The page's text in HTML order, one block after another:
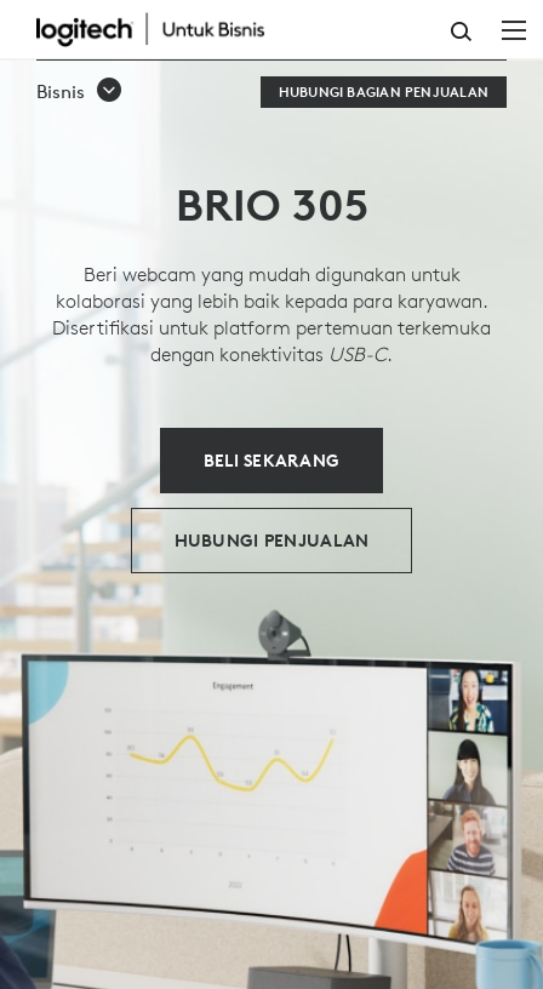
WEBCAM
BISNIS
Bisnis HUBUNGI BAGIAN PENJUALAN
BRIO 305
Beri webcam yang mudah digunakan untuk
kolaborasi yang lebih baik kepada para karyawan.
Disertifikasi untuk platform pertemuan terkemuka
dengan konektivitas USB-C.
BELI SEKARANG
HUBUNGI PENJUALAN